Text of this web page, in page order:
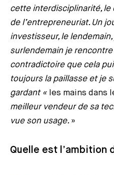
cette interdisciplinarité, le
de l’entrepreneuriat. Un
investisseur, le
surlendemain je
contradictoire que cela
toujours la paillasse et je
gardant « les mains dans
meilleur vendeur de sa
vue son usage. »
Quelle est l’ambition